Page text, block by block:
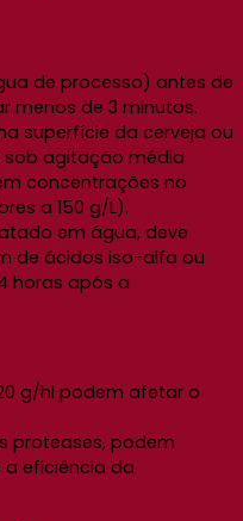
de processo) antes de
menos de 3 minutos.
superfície da cerveja ou
sob agitação média
concentrações no
a 150 g/L).
em água, deve
de ácidos iso-alfa ou
horas após a
g/hl podem afetar o
proteases, podem
eficiência da